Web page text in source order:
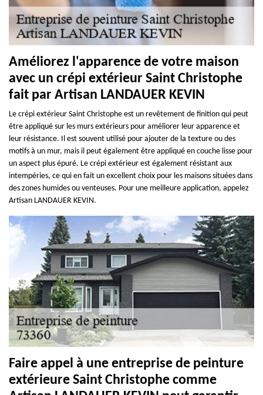
Améliorez l'apparence de votre maison
avec un crépi extérieur Saint Christophe
fait par Artisan LANDAUER KEVIN
Le crépi extérieur Saint Christophe est un revêtement de finition qui peut
être appliqué sur les murs extérieurs pour améliorer leur apparence et
leur résistance. Il est souvent utilisé pour ajouter de la texture ou des
motifs à un mur, mais il peut également être appliqué en couche lisse pour
un aspect plus épuré. Le crépi extérieur est également résistant aux
intempéries, ce qui en fait un excellent choix pour les maisons situées dans
des zones humides ou venteuses. Pour une meilleure application, appelez
Artisan LANDAUER KEVIN.
Faire appel à une entreprise de peinture
extérieure Saint Christophe comme